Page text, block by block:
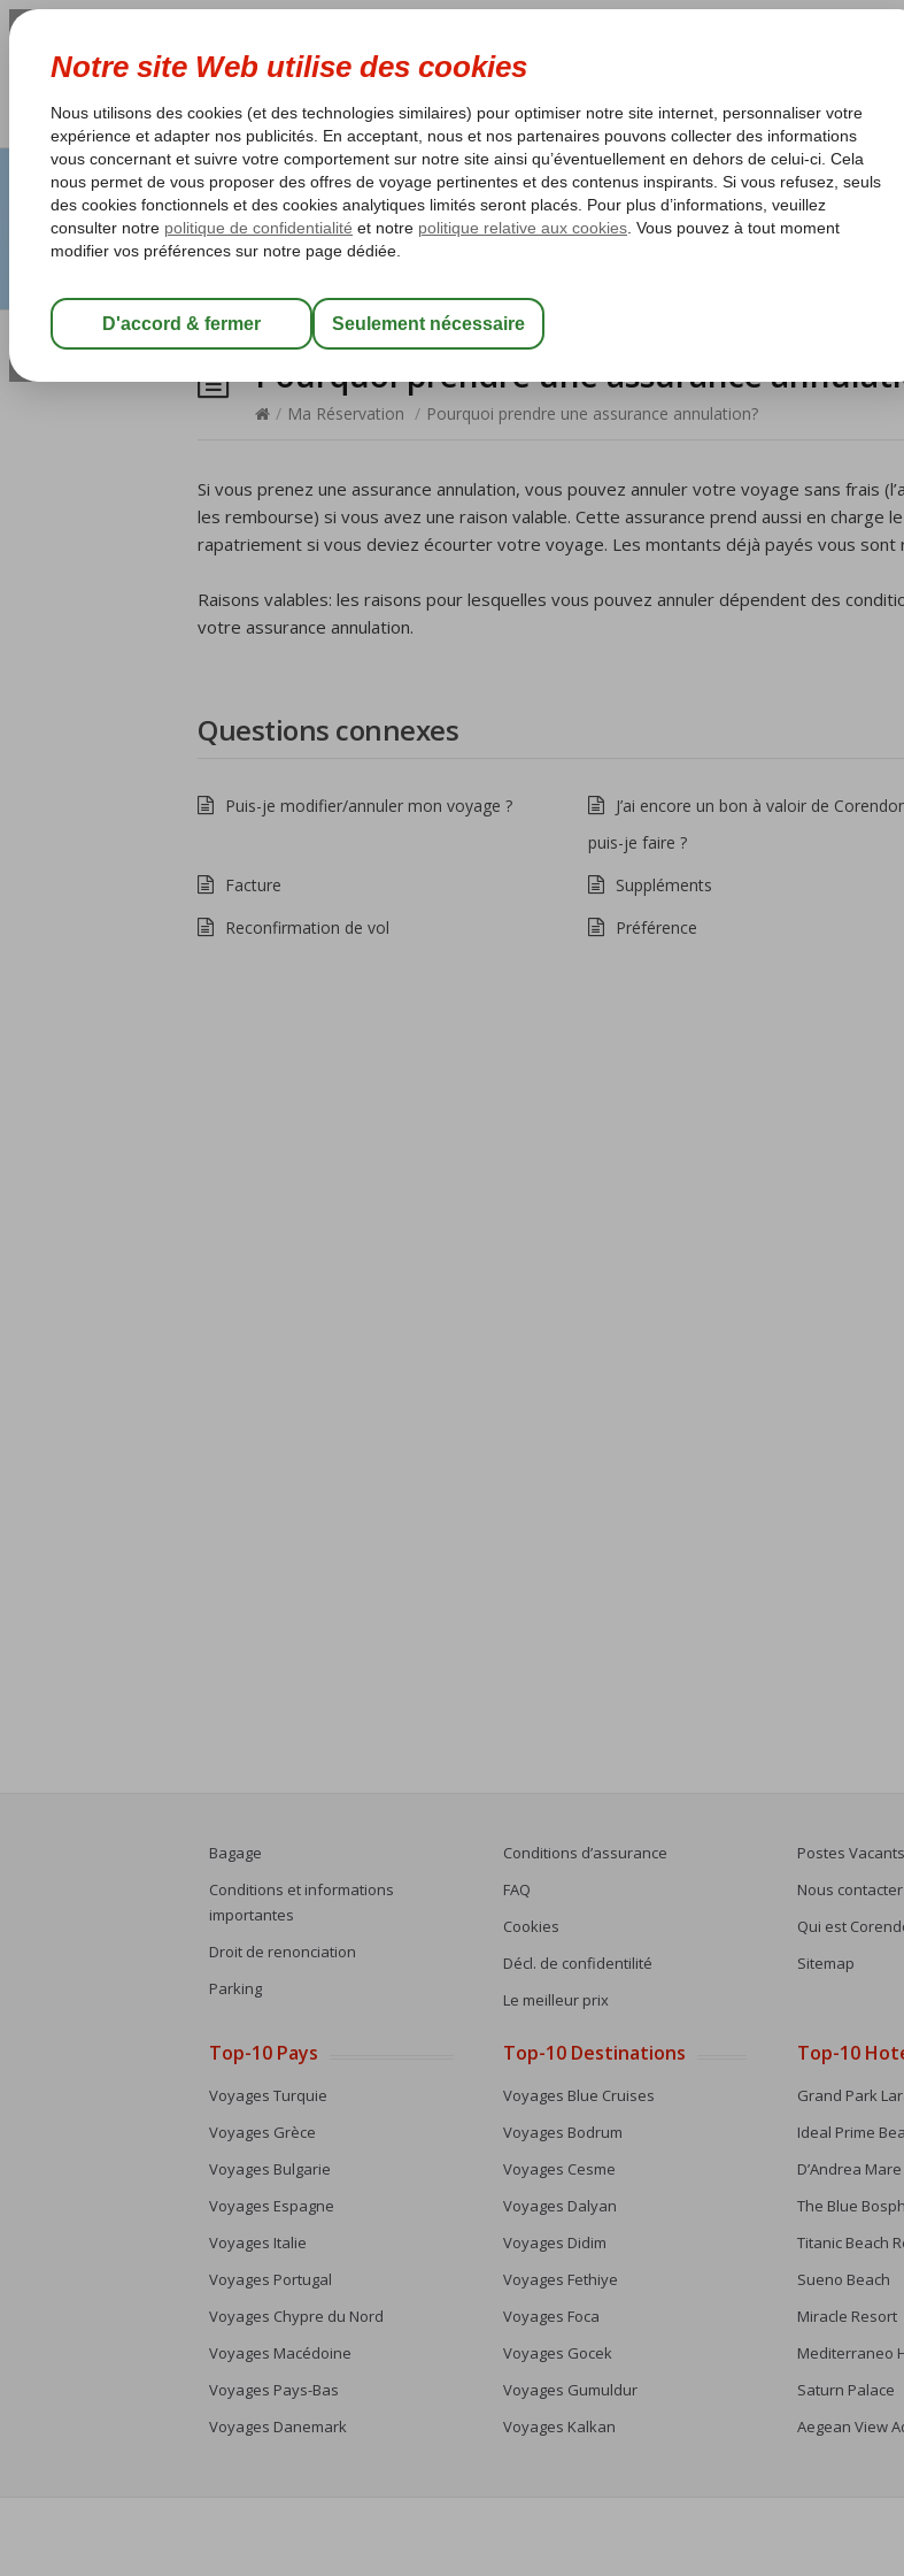
Pourquoi prendre une assurance
/ Ma Réservation / Pourquoi prendre une assurance annulation?
Si vous prenez une assurance annulation, vous pouvez annuler votre voyage sans frais
les rembourse) si vous avez une raison valable. Cette assurance prend aussi en charge le
rapatriement si vous deviez écourter votre voyage. Les montants déjà payés vous sont
Raisons valables: les raisons pour lesquelles vous pouvez annuler dépendent des
votre assurance annulation.
Questions connexes
Puis-je modifier/annuler mon voyage ?
J’ai encore un bon à valoir de
puis-je faire ?
Facture
Suppléments
Reconfirmation de vol
Préférence
Bagage
Conditions et informations
importantes
Droit de renonciation
Parking
Conditions d’assurance
FAQ
Cookies
Décl. de confidentilité
Le meilleur prix
Postes Vacants
Nous contacter
Qui est
Sitemap
Top-10 Pays
Voyages Turquie
Voyages Grèce
Voyages Bulgarie
Voyages Espagne
Voyages Italie
Voyages Portugal
Voyages Chypre du Nord
Voyages Macédoine
Voyages Pays-Bas
Voyages Danemark
Top-10 Destinations
Voyages Blue Cruises
Voyages Bodrum
Voyages Cesme
Voyages Dalyan
Voyages Didim
Voyages Fethiye
Voyages Foca
Voyages Gocek
Voyages Gumuldur
Voyages Kalkan
Top-10
Grand Park
Ideal Prime
D’Andrea Mare
The Blue
Titanic Beach
Sueno Beach
Miracle Resort
Mediterraneo
Saturn Palace
Aegean View